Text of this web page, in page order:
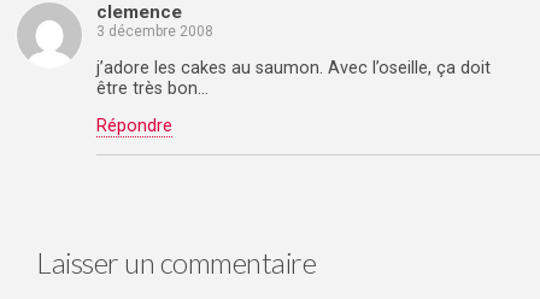
clemence
3 décembre 2008
j’adore les cakes au saumon. Avec l’oseille, ça doit
être très bon…
Répondre
Laisser un commentaire